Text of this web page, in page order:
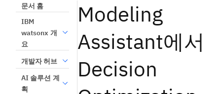
문서 홈
IBM
watsonx 개
요
개발자 허브
AI 솔루션 계
획
Modeling
Assistant에서
Decision